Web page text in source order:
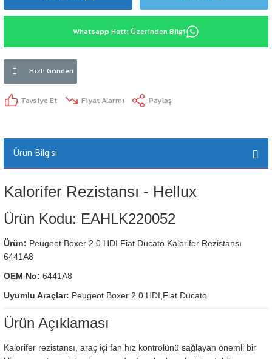
Whatsapp Hattı Üzerinden Bilgi
Hızlı Gönderi
Tavsiye Et Fiyat Alarmı Paylaş
Ürün Bilgisi
Kalorifer Rezistansı - Hellux
Ürün Kodu: EAHLK220052
Ürün: Peugeot Boxer 2.0 HDI Fiat Ducato Kalorifer Rezistansı
6441A8
OEM No: 6441A8
Uyumlu Araçlar: Peugeot Boxer 2.0 HDI,Fiat Ducato
Ürün Açıklaması
Kalorifer rezistansı, araç içi fan hız kontrolünü sağlayan önemli bir